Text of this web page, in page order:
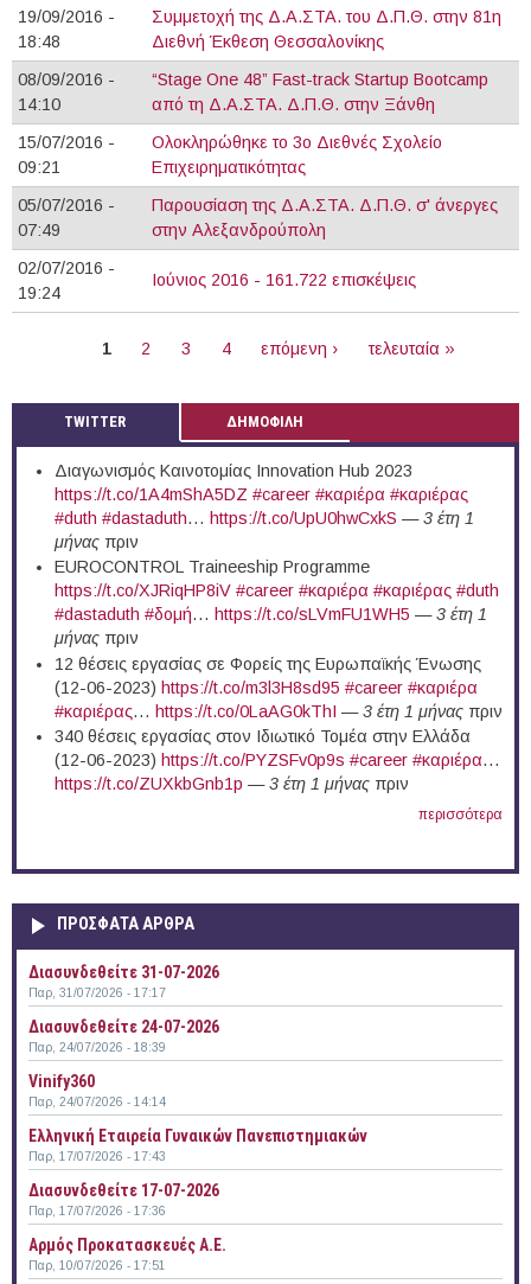
19/09/2016 -
18:48
Συμμετοχή της Δ.Α.ΣΤΑ. του Δ.Π.Θ. στην 81η
Διεθνή Έκθεση Θεσσαλονίκης
08/09/2016 -
14:10
“Stage One 48” Fast-track Startup Bootcamp
από τη Δ.Α.ΣΤΑ. Δ.Π.Θ. στην Ξάνθη
15/07/2016 -
09:21
Ολοκληρώθηκε το 3ο Διεθνές Σχολείο
Επιχειρηματικότητας
05/07/2016 -
07:49
Παρουσίαση της Δ.Α.ΣΤΑ. Δ.Π.Θ. σ' άνεργες
στην Αλεξανδρούπολη
02/07/2016 -
19:24
Ιούνιος 2016 - 161.722 επισκέψεις
1 2 3 4 επόμενη › τελευταία »
TWITTER ΔΗΜΟΦΙΛΗ
Διαγωνισμός Καινοτομίας Innovation Hub 2023
https://t.co/1A4mShA5DZ #career #καριέρα #καριέρας
#duth #dastaduth… https://t.co/UpU0hwCxkS —3 έτη 1
μήναςπριν
EUROCONTROL Traineeship Programme
https://t.co/XJRiqHP8iV #career #καριέρα #καριέρας #duth
#dastaduth #δομή… https://t.co/sLVmFU1WH5 —3 έτη 1
μήναςπριν
12 θέσεις εργασίας σε Φορείς της Ευρωπαϊκής Ένωσης
(12-06-2023) https://t.co/m3l3H8sd95 #career #καριέρα
#καριέρας… https://t.co/0LaAG0kThI —3 έτη 1 μήναςπριν
340 θέσεις εργασίας στον Ιδιωτικό Τομέα στην Ελλάδα
(12-06-2023) https://t.co/PYZSFv0p9s #career #καριέρα…
https://t.co/ZUXkbGnb1p —3 έτη 1 μήναςπριν
περισσότερα
ΠΡΟΣΦΑΤΑ ΑΡΘΡΑ
Διασυνδεθείτε 31-07-2026
Παρ, 31/07/2026 - 17:17
Διασυνδεθείτε 24-07-2026
Παρ, 24/07/2026 - 18:39
Vinify360
Παρ, 24/07/2026 - 14:14
Ελληνική Εταιρεία Γυναικών Πανεπιστημιακών
Παρ, 17/07/2026 - 17:43
Διασυνδεθείτε 17-07-2026
Παρ, 17/07/2026 - 17:36
Αρμός Προκατασκευές Α.Ε.
Παρ, 10/07/2026 - 17:51